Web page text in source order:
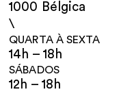
1000 Bélgica
\
QUARTA À SEXTA
14h – 18h
SÁBADOS
12h – 18h